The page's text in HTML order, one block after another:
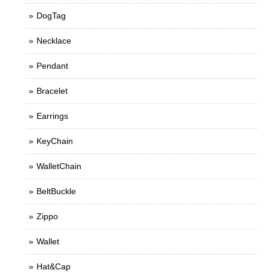
DogTag
Necklace
Pendant
Bracelet
Earrings
KeyChain
WalletChain
BeltBuckle
Zippo
Wallet
Hat&Cap